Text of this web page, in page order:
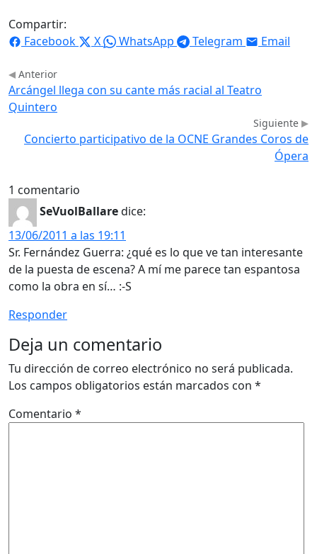
Compartir:
Facebook
X WhatsApp Telegram Email
Anterior
Arcángel llega con su cante más racial al Teatro
Quintero
Siguiente
Concierto participativo de la OCNE Grandes Coros de
Ópera
1 comentario
SeVuolBallaredice:
13/06/2011 a las 19:11
Sr. Fernández Guerra: ¿qué es lo que ve tan interesante
de la puesta de escena? A mí me parece tan espantosa
como la obra en sí… :-S
Responder
Deja un comentario
Tu dirección de correo electrónico no será publicada.
Los campos obligatorios están marcados con *
Comentario *